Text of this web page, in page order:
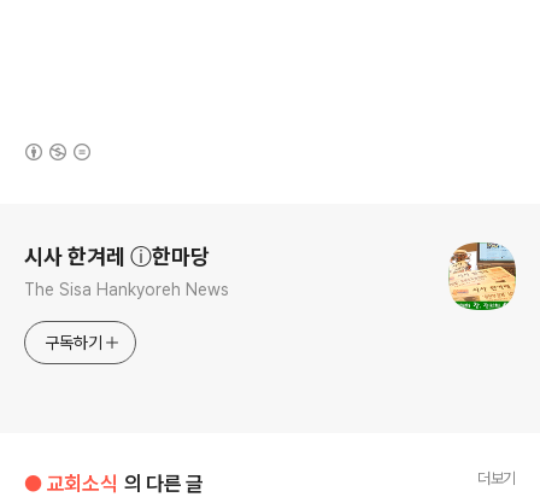
시사 한겨레 ⓘ한마당
The Sisa Hankyoreh News
구독하기
● 교회소식 의 다른 글 더보기